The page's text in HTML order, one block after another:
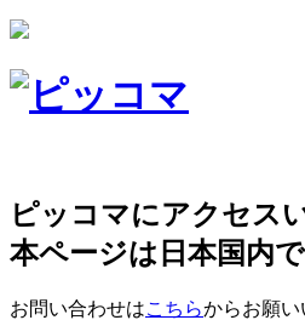
ピッコマにアクセス
本ページは日本国内
お問い合わせはこちらからお願い